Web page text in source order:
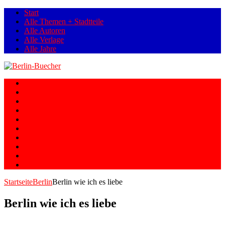
Start
Alle Themen + Stadtteile
Alle Autoren
Alle Verlage
Alle Jahre
StartseiteBerlinBerlin wie ich es liebe
Berlin wie ich es liebe